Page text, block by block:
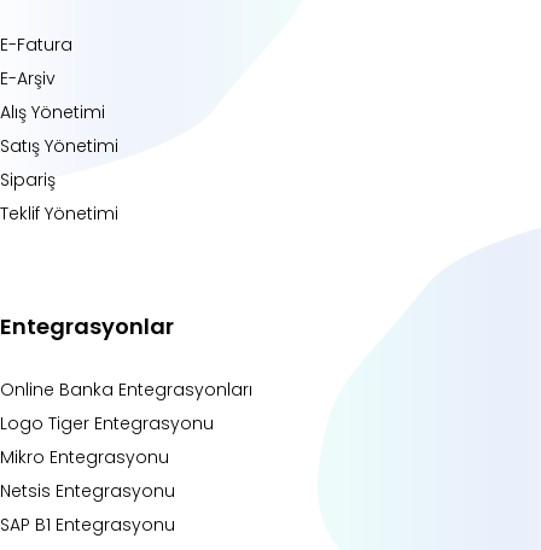
E-Fatura
E-Arşiv
Alış Yönetimi
Satış Yönetimi
Sipariş
Teklif Yönetimi
Entegrasyonlar
Online Banka Entegrasyonları
Logo Tiger Entegrasyonu
Mikro Entegrasyonu
Netsis Entegrasyonu
SAP B1 Entegrasyonu